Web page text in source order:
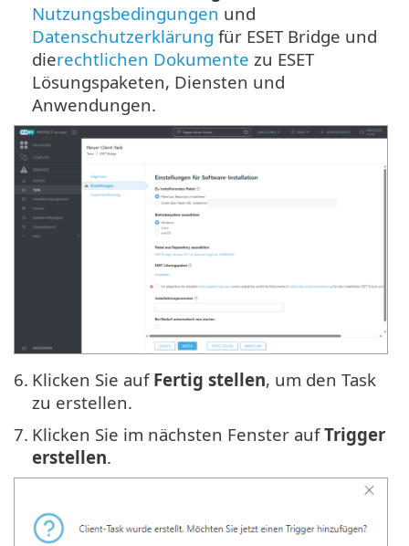
Nutzungsbedingungen und
Datenschutzerklärung für ESET Bridge und
dierechtlichen Dokumente zu ESET
Lösungspaketen, Diensten und
Anwendungen.
6. Klicken Sie auf Fertig stellen, um den Task
zu erstellen.
7. Klicken Sie im nächsten Fenster aufTrigger
erstellen.